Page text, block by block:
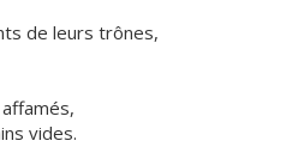
de leurs trônes,
vides.